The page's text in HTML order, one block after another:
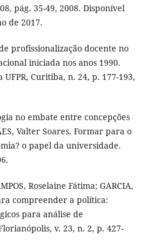
pág. 35-49, 2008. Disponível
de 2017.
profissionalização docente no
iniciada nos anos 1990.
Curitiba, n. 24, p. 177-193,
no embate entre concepções
Valter Soares. Formar para o
o papel da universidade.
Roselaine Fátima; GARCIA,
compreender a política:
para análise de
v. 23, n. 2, p. 427-